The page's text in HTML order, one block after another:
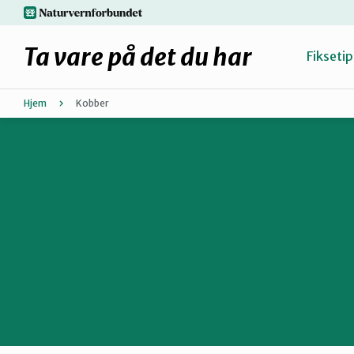
Hopp
til
hovedinnhold
naturvernforbundet.no
Ta vare på det du har
Hjem Kobber